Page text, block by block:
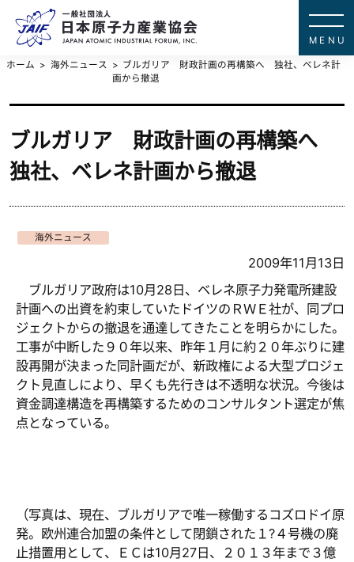
ホーム 海外ニュース
ブルガリア 財政計画の再構築へ 独社、ベレネ計
画から撤退
ブルガリア 財政計画の再構築へ
独社、ベレネ計画から撤退
海外ニュース
2009年11月13日
ブルガリア政府は10月28日、ベレネ原子力発電所建設
計画への出資を約束していたドイツのＲＷＥ社が、同プロ
ジェクトからの撤退を通達してきたことを明らかにした。
工事が中断した９０年以来、昨年１月に約２０年ぶりに建
設再開が決まった同計画だが、新政権による大型プロジェ
クト見直しにより、早くも先行きは不透明な状況。今後は
資金調達構造を再構築するためのコンサルタント選定が焦
点となっている。
（写真は、現在、ブルガリアで唯一稼働するコズロドイ原
発。欧州連合加盟の条件として閉鎖された１?４号機の廃
止措置用として、ＥＣは10月27日、２０１３年まで３億